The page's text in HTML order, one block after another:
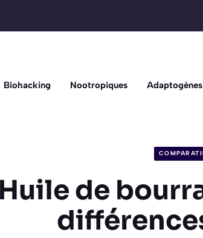
Biohacking Nootropiques Adaptogènes
Huile de